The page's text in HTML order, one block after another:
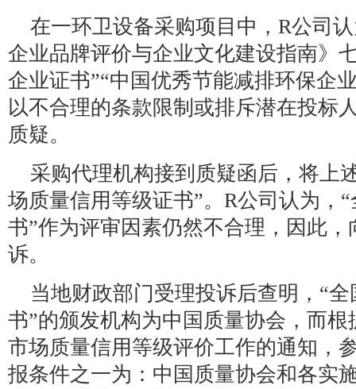
在一环卫设备采购项目中，R公司
企业品牌评价与企业文化建设指南》
企业证书”“中国优秀节能减排环保企
以不合理的条款限制或排斥潜在投标
质疑。
采购代理机构接到质疑函后，将上
场质量信用等级证书”。R公司认为，
书”作为评审因素仍然不合理，因此
诉。
当地财政部门受理投诉后查明，“
书”的颁发机构为中国质量协会，而
市场质量信用等级评价工作的通知，
报条件之一为：中国质量协会和各实